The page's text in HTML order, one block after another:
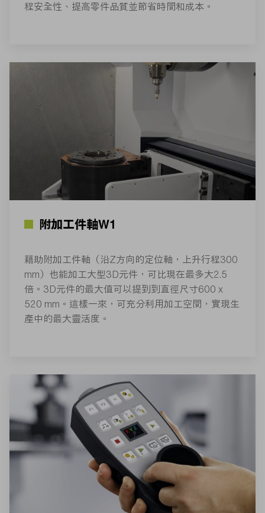
程安全性、提高零件品質並節省時間和成本。
附加工件軸W1
藉助附加工件軸（沿Z方向的定位軸，上升行程300
mm）也能加工大型3D元件，可比現在最多大2.5
倍。3D元件的最大值可以提到到直徑尺寸600 x
520 mm。這樣一來，可充分利用加工空間，實現生
產中的最大靈活度。